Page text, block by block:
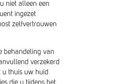
niet alleen een
ingezet
zelfvertrouwen
behandeling van
verzekerd
u thuis uw huid